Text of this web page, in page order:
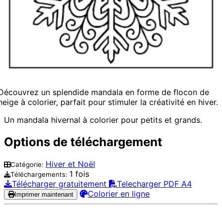
un splendide mandala en forme de flocon de
à colorier, parfait pour stimuler la créativité en hiver.
Un mandala hivernal à colorier pour petits et grands.
Options de téléchargement
Catégorie: Hiver et Noël
Téléchargements: 1 fois
Télécharger gratuitement
Telecharger PDF A4
Imprimer maintenant Colorier en ligne